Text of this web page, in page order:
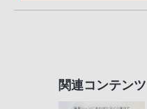
関連コンテンツ